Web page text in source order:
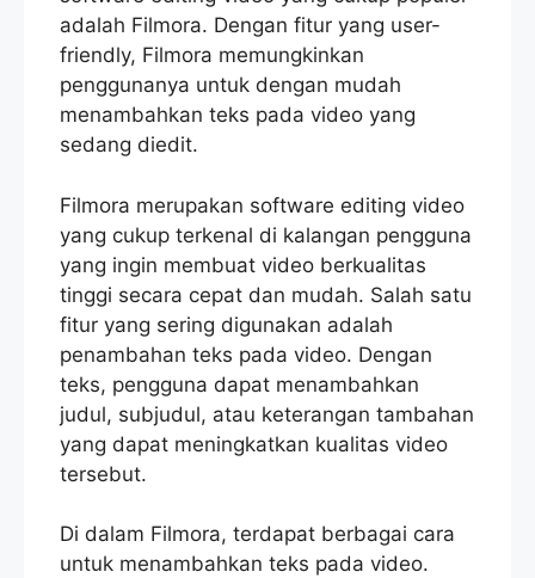
adalah Filmora. Dengan fitur yang user-
friendly, Filmora memungkinkan
penggunanya untuk dengan mudah
menambahkan teks pada video yang
sedang diedit.
Filmora merupakan software editing video
yang cukup terkenal di kalangan pengguna
yang ingin membuat video berkualitas
tinggi secara cepat dan mudah. Salah satu
fitur yang sering digunakan adalah
penambahan teks pada video. Dengan
teks, pengguna dapat menambahkan
judul, subjudul, atau keterangan tambahan
yang dapat meningkatkan kualitas video
tersebut.
Di dalam Filmora, terdapat berbagai cara
untuk menambahkan teks pada video.